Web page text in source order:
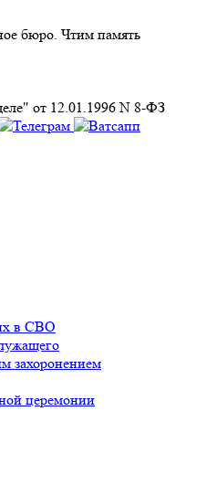
бюро. Чтим память
от 12.01.1996 N 8-ФЗ
в СВО
захоронением
церемонии